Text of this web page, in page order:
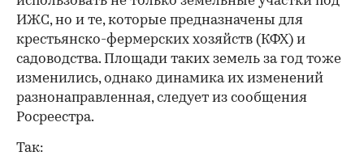
ИЖС, но и те, которые предназначены для
крестьянско-фермерских хозяйств (КФХ) и
садоводства. Площади таких земель за год тоже
изменились, однако динамика их изменений
разнонаправленная, следует из сообщения
Росреестра.
Так: